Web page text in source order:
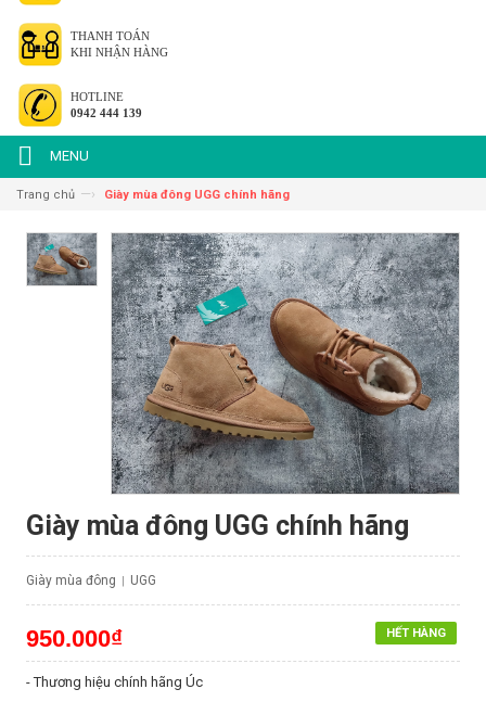
THANH TOÁN
KHI NHẬN HÀNG
HOTLINE
0942 444 139
MENU
Trang chủ —› Giày mùa đông UGG chính hãng
Giày mùa đông UGG chính hãng
Giày mùa đông | UGG
HẾT HÀNG
950.000₫
- Thương hiệu chính hãng Úc